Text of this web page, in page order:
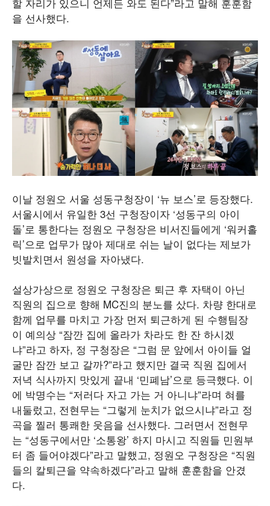
을 선사했다.
이날 정원오 서울 성동구청장이 ‘뉴 보스’로 등장했다.
서울시에서 유일한 3선 구청장이자 ‘성동구의 아이
돌’로 통한다는 정원오 구청장은 비서진들에게 ‘워커홀
릭’으로 업무가 많아 제대로 쉬는 날이 없다는 제보가
빗발치면서 원성을 자아냈다.
설상가상으로 정원오 구청장은 퇴근 후 자택이 아닌
직원의 집으로 향해 MC진의 분노를 샀다. 차량 한대로
함께 업무를 마치고 가장 먼저 퇴근하게 된 수행팀장
이 예의상 “잠깐 집에 올라가 차라도 한 잔 하시겠
냐”라고 하자, 정 구청장은 “그럼 문 앞에서 아이들 얼
굴만 잠깐 보고 갈까?”라고 했지만 결국 직원 집에서
저녁 식사까지 맛있게 끝내 ‘민폐남’으로 등극했다. 이
에 박명수는 “저러다 자고 가는 거 아니냐”라며 혀를
내둘렀고, 전현무는 “그렇게 눈치가 없으시냐”라고 정
곡을 찔러 통쾌한 웃음을 선사했다. 그러면서 전현무
는 “성동구에서만 ‘소통왕’ 하지 마시고 직원들 민원부
터 좀 들어야겠다”라고 말했고, 정원오 구청장은 “직원
들의 칼퇴근을 약속하겠다”라고 말해 훈훈함을 안겼
다.